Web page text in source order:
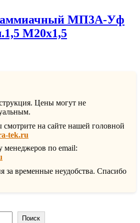
МП3А-Уф
М20х1,5
Цены могут не
на сайте нашей головной
tek.ru
менеджеров по email:
за временные неудобства. Спасибо
Поиск